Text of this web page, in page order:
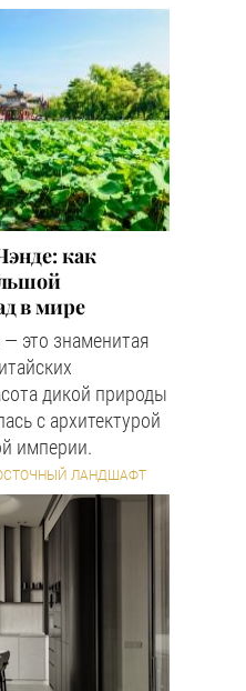
как
в мире
это знаменитая
дикой природы
с архитектурой
империи.
ЛАНДШАФТ